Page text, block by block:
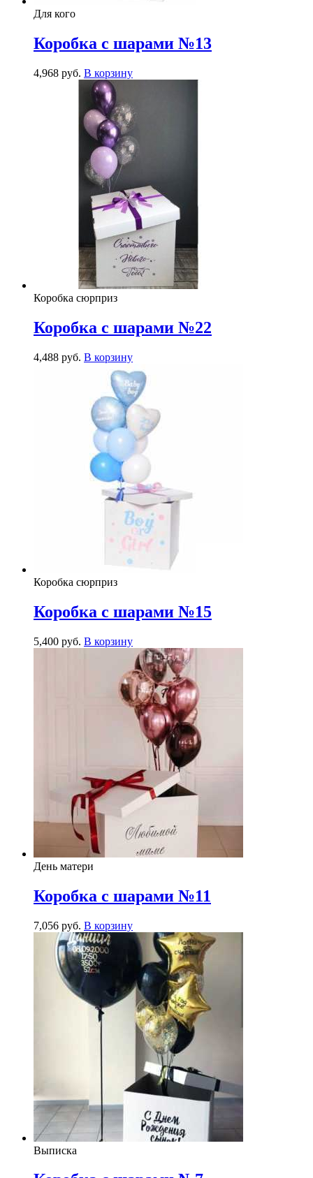
Для кого
Коробка с шарами №13
4,968 руб. В корзину
Коробка сюрприз
Коробка с шарами №22
4,488 руб. В корзину
Коробка сюрприз
Коробка с шарами №15
5,400 руб. В корзину
День матери
Коробка с шарами №11
7,056 руб. В корзину
Выписка